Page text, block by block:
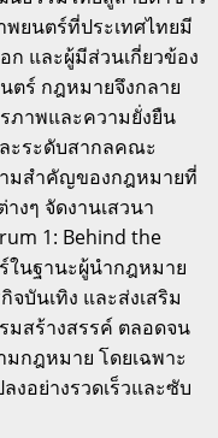
ยนตร์ที่ประเทศไทยมี
ก และผู้มีส่วนเกี่ยวข้อง
ตร์ กฎหมายจึงกลาย
ภาพและความยั่งยืน
ะระดับสากลคณะ
มสำคัญของกฎหมายที่
งๆ จัดงานเสวนา
1: Behind the
ในฐานะผู้นำกฎหมาย
บันเทิง และส่งเสริม
สร้างสรรค์ ตลอดจน
กฎหมาย โดยเฉพาะ
อย่างรวดเร็วและซับ